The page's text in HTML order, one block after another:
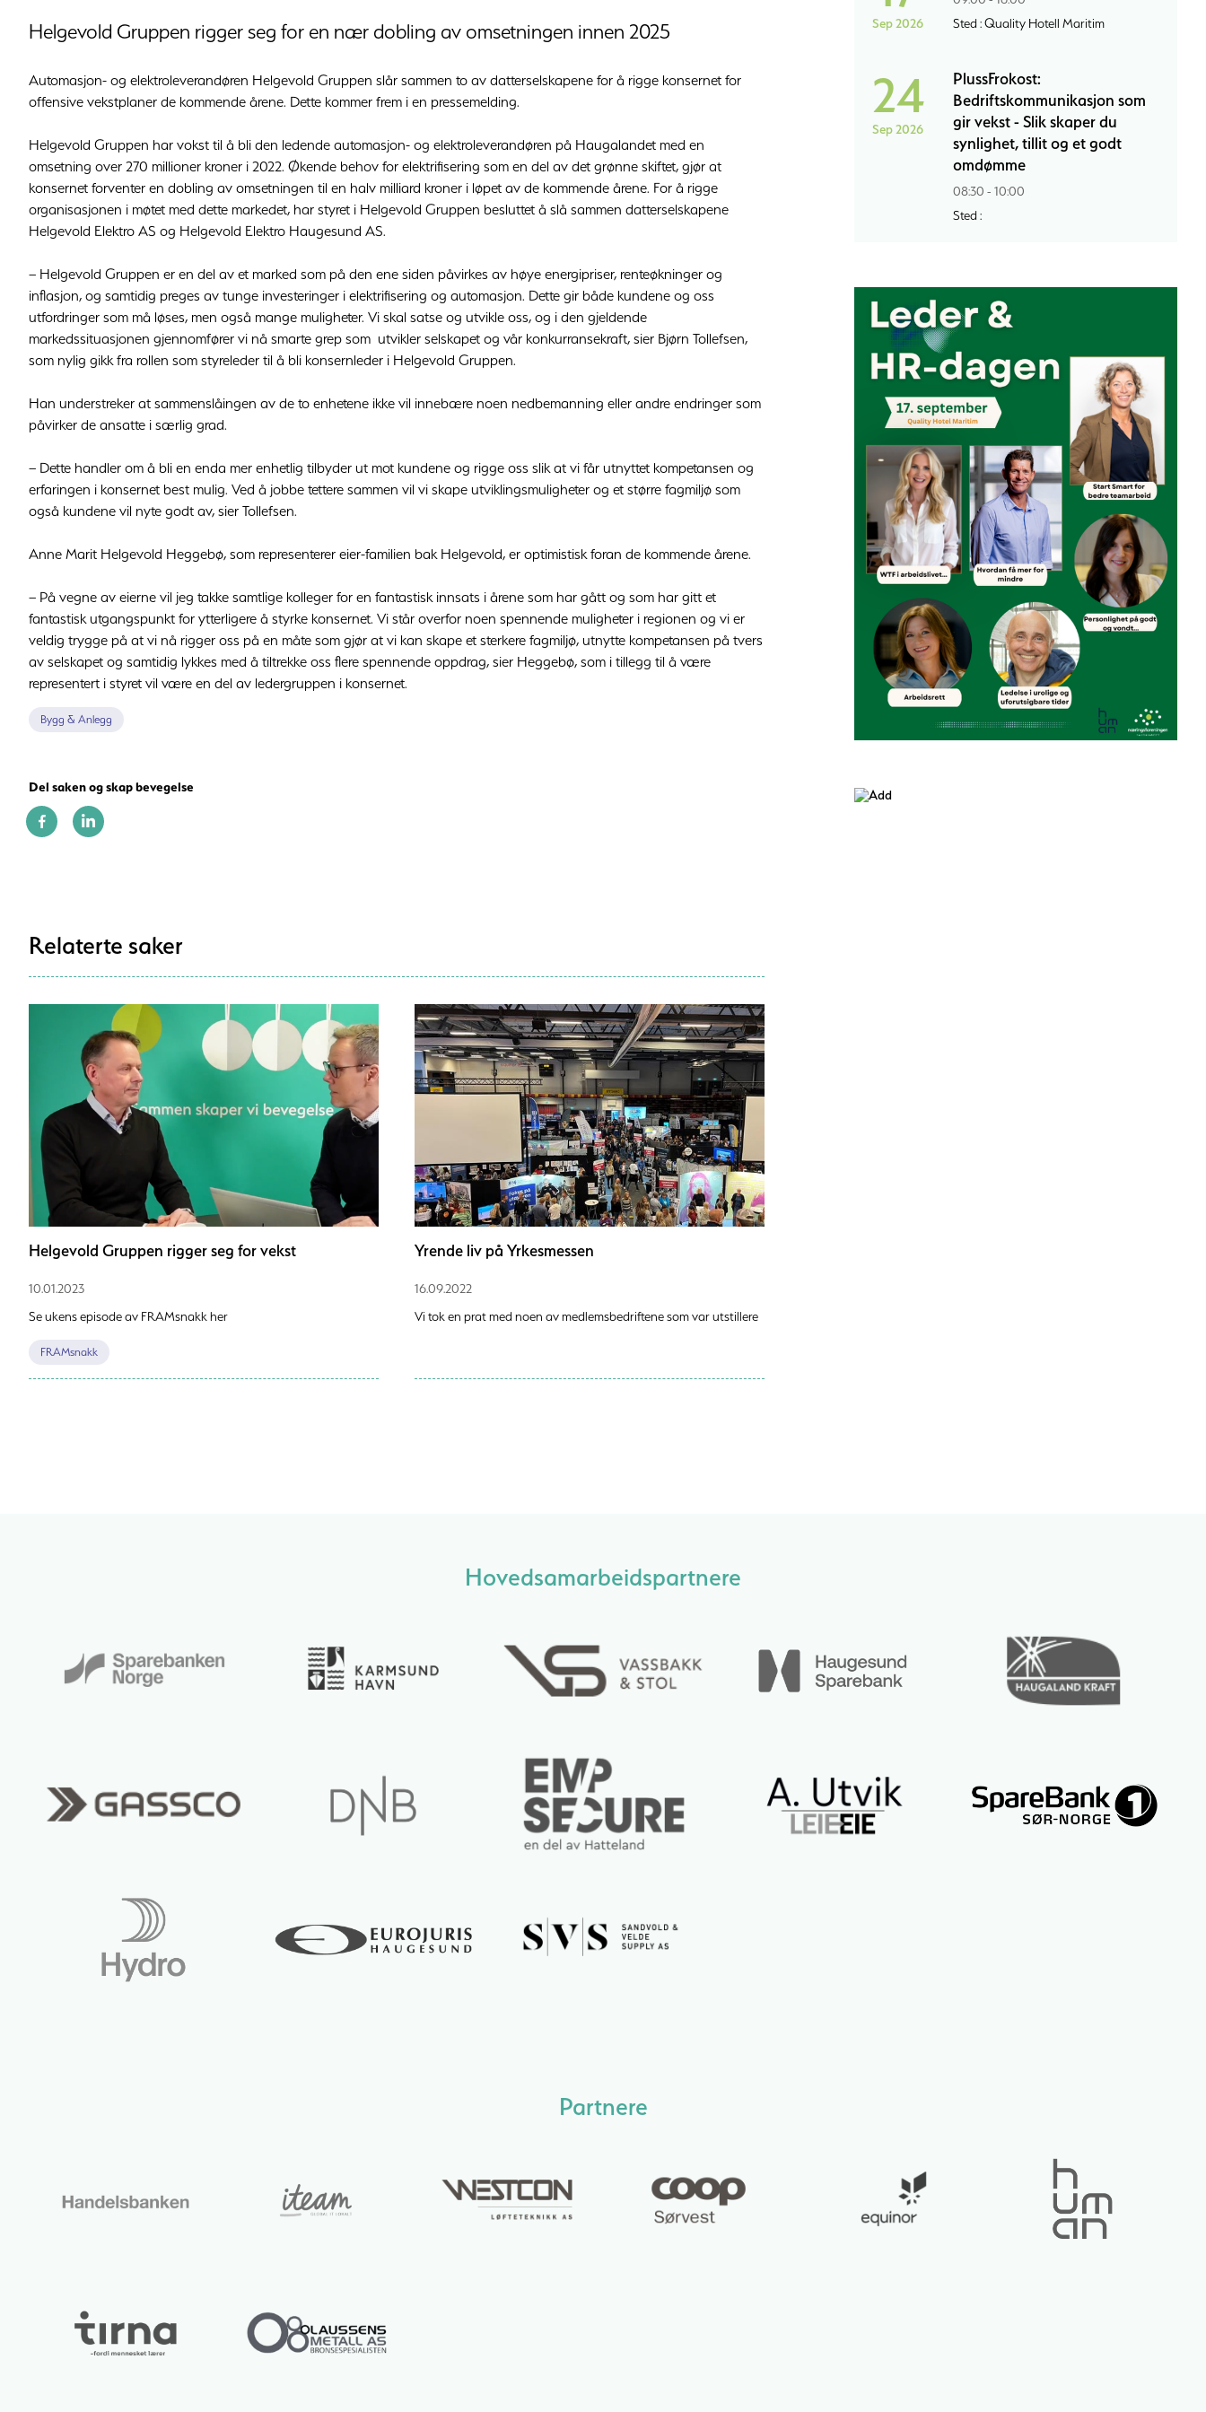
Helgevold Gruppen rigger seg for en nær dobling av omsetningen innen 2025
Automasjon- og elektroleverandøren Helgevold Gruppen slår sammen to av datterselskapene for å rigge konsernet for
offensive vekstplaner de kommende årene. Dette kommer frem i en pressemelding.
Helgevold Gruppen har vokst til å bli den ledende automasjon- og elektroleverandøren på Haugalandet med en
omsetning over 270 millioner kroner i 2022. Økende behov for elektrifisering som en del av det grønne skiftet, gjør at
konsernet forventer en dobling av omsetningen til en halv milliard kroner i løpet av de kommende årene. For å rigge
organisasjonen i møtet med dette markedet, har styret i Helgevold Gruppen besluttet å slå sammen datterselskapene
Helgevold Elektro AS og Helgevold Elektro Haugesund AS.
– Helgevold Gruppen er en del av et marked som på den ene siden påvirkes av høye energipriser, renteøkninger og
inflasjon, og samtidig preges av tunge investeringer i elektrifisering og automasjon. Dette gir både kundene og oss
utfordringer som må løses, men også mange muligheter. Vi skal satse og utvikle oss, og i den gjeldende
markedssituasjonen gjennomfører vi nå smarte grep som utvikler selskapet og vår konkurransekraft, sier Bjørn Tollefsen,
som nylig gikk fra rollen som styreleder til å bli konsernleder i Helgevold Gruppen.
Han understreker at sammenslåingen av de to enhetene ikke vil innebære noen nedbemanning eller andre endringer som
påvirker de ansatte i særlig grad.
– Dette handler om å bli en enda mer enhetlig tilbyder ut mot kundene og rigge oss slik at vi får utnyttet kompetansen og
erfaringen i konsernet best mulig. Ved å jobbe tettere sammen vil vi skape utviklingsmuligheter og et større fagmiljø som
også kundene vil nyte godt av, sier Tollefsen.
Anne Marit Helgevold Heggebø, som representerer eier-familien bak Helgevold, er optimistisk foran de kommende årene.
– På vegne av eierne vil jeg takke samtlige kolleger for en fantastisk innsats i årene som har gått og som har gitt et
fantastisk utgangspunkt for ytterligere å styrke konsernet. Vi står overfor noen spennende muligheter i regionen og vi er
veldig trygge på at vi nå rigger oss på en måte som gjør at vi kan skape et sterkere fagmiljø, utnytte kompetansen på tvers
av selskapet og samtidig lykkes med å tiltrekke oss flere spennende oppdrag, sier Heggebø, som i tillegg til å være
representert i styret vil være en del av ledergruppen i konsernet.
Bygg & Anlegg
Del saken og skap bevegelse
Relaterte saker
Helgevold Gruppen rigger seg for vekst
10.01.2023
Se ukens episode av FRAMsnakk her
FRAMsnakk
Yrende liv på Yrkesmessen
16.09.2022
Vi tok en prat med noen av medlemsbedriftene som var utstillere
Sep 2026
Sted : Quality Hotell Maritim
24
Sep 2026
PlussFrokost:
Bedriftskommunikasjon som
gir vekst - Slik skaper du
synlighet, tillit og et godt
omdømme
08:30 - 10:00
Sted :
Hovedsamarbeidspartnere
Partnere